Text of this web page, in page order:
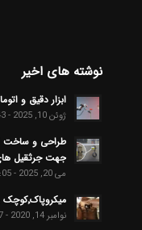
نوشته های اخیر
ابزار دقیق و
ژوئن 10, 2025 - 12:43 ب.ظ
طراحی و ساخت
جهت جرثقیل
می 20, 2025 - 5:05 ب.ظ
میکروپاک٬کوچک و قابل حمل
نوامبر 14, 2020 - 4:47 ب.ظ